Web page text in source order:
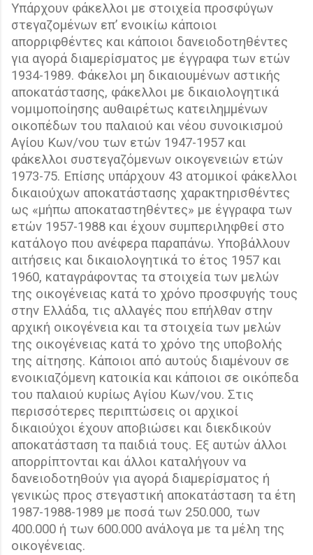
Υπάρχουν φάκελλοι με στοιχεία προσφύγων
στεγαζομένων επ’ ενοικίω κάποιοι
απορριφθέντες και κάποιοι δανειοδοτηθέντες
για αγορά διαμερίσματος με έγγραφα των ετών
1934-1989. Φάκελοι μη δικαιουμένων αστικής
αποκατάστασης, φάκελλοι με δικαιολογητικά
νομιμοποίησης αυθαιρέτως κατειλημμένων
οικοπέδων του παλαιού και νέου συνοικισμού
Αγίου Κων/νου των ετών 1947-1957 και
φάκελλοι συστεγαζόμενων οικογενειών ετών
1973-75. Επίσης υπάρχουν 43 ατομικοί φάκελλοι
δικαιούχων αποκατάστασης χαρακτηρισθέντες
ως «μήπω αποκαταστηθέντες» με έγγραφα των
ετών 1957-1988 και έχουν συμπεριληφθεί στο
κατάλογο που ανέφερα παραπάνω. Υποβάλλουν
αιτήσεις και δικαιολογητικά το έτος 1957 και
1960, καταγράφοντας τα στοιχεία των μελών
της οικογένειας κατά το χρόνο προσφυγής τους
στην Ελλάδα, τις αλλαγές που επήλθαν στην
αρχική οικογένεια και τα στοιχεία των μελών
της οικογένειας κατά το χρόνο της υποβολής
της αίτησης. Κάποιοι από αυτούς διαμένουν σε
ενοικιαζόμενη κατοικία και κάποιοι σε οικόπεδα
του παλαιού κυρίως Αγίου Κων/νου. Στις
περισσότερες περιπτώσεις οι αρχικοί
δικαιούχοι έχουν αποβιώσει και διεκδικούν
αποκατάσταση τα παιδιά τους. Εξ αυτών άλλοι
απορρίπτονται και άλλοι καταλήγουν να
δανειοδοτηθούν για αγορά διαμερίσματος ή
γενικώς προς στεγαστική αποκατάσταση τα έτη
1987-1988-1989 με ποσά των 250.000, των
400.000 ή των 600.000 ανάλογα με τα μέλη της
οικογένειας.